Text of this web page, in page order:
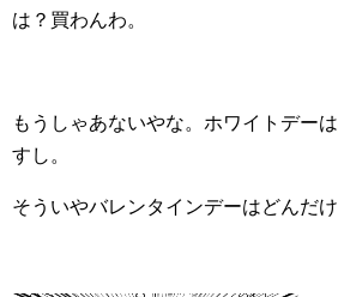
は？買わんわ。
もうしゃあないやな。ホワイトデーは
すし。
そういやバレンタインデーはどんだ